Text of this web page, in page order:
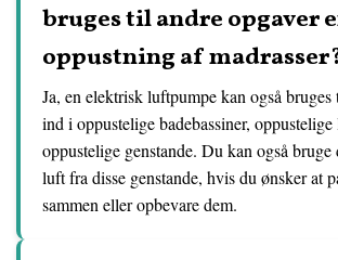
bruges til andre opgaver
oppustning af
Ja, en elektrisk luftpumpe kan også
ind i oppustelige badebassiner,
oppustelige genstande. Du kan også
luft fra disse genstande, hvis du ønsker at
sammen eller opbevare dem.